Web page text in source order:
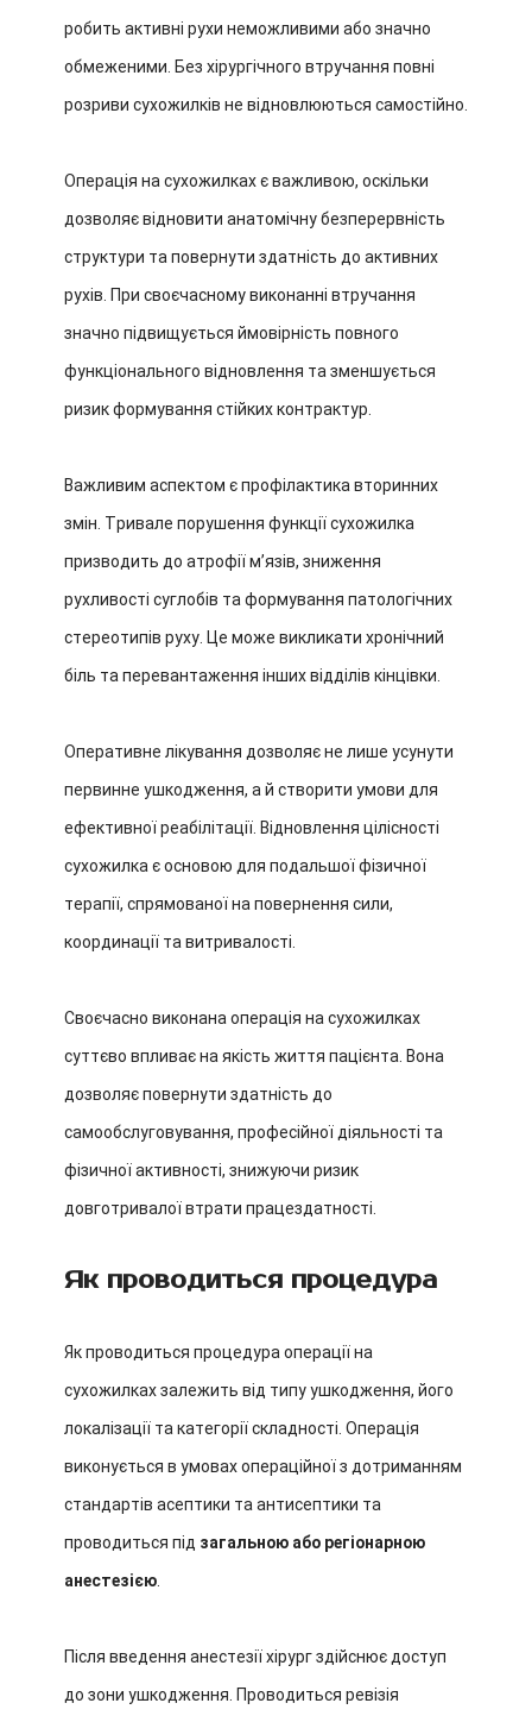
робить активні рухи неможливими або значно
обмеженими. Без хірургічного втручання повні
розриви сухожилків не відновлюються самостійно.
Операція на сухожилках є важливою, оскільки
дозволяє відновити анатомічну безперервність
структури та повернути здатність до активних
рухів. При своєчасному виконанні втручання
значно підвищується ймовірність повного
функціонального відновлення та зменшується
ризик формування стійких контрактур.
Важливим аспектом є профілактика вторинних
змін. Тривале порушення функції сухожилка
призводить до атрофії м’язів, зниження
рухливості суглобів та формування патологічних
стереотипів руху. Це може викликати хронічний
біль та перевантаження інших відділів кінцівки.
Оперативне лікування дозволяє не лише усунути
первинне ушкодження, а й створити умови для
ефективної реабілітації. Відновлення цілісності
сухожилка є основою для подальшої фізичної
терапії, спрямованої на повернення сили,
координації та витривалості.
Своєчасно виконана операція на сухожилках
суттєво впливає на якість життя пацієнта. Вона
дозволяє повернути здатність до
самообслуговування, професійної діяльності та
фізичної активності, знижуючи ризик
довготривалої втрати працездатності.
Як проводиться процедура
Як проводиться процедура операції на
сухожилках залежить від типу ушкодження, його
локалізації та категорії складності. Операція
виконується в умовах операційної з дотриманням
стандартів асептики та антисептики та
проводиться під загальною або регіонарною
анестезією
Після введення анестезії хірург здійснює доступ
до зони ушкодження. Проводиться ревізія